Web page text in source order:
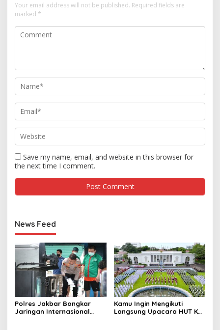
Your email address will not be published. Required fields are
marked *
Save my name, email, and website in this browser for
the next time I comment.
News Feed
Polres Jakbar Bongkar
Jaringan Internasional
Kamu Ingin Mengikuti
Langsung Upacara HUT Ke-